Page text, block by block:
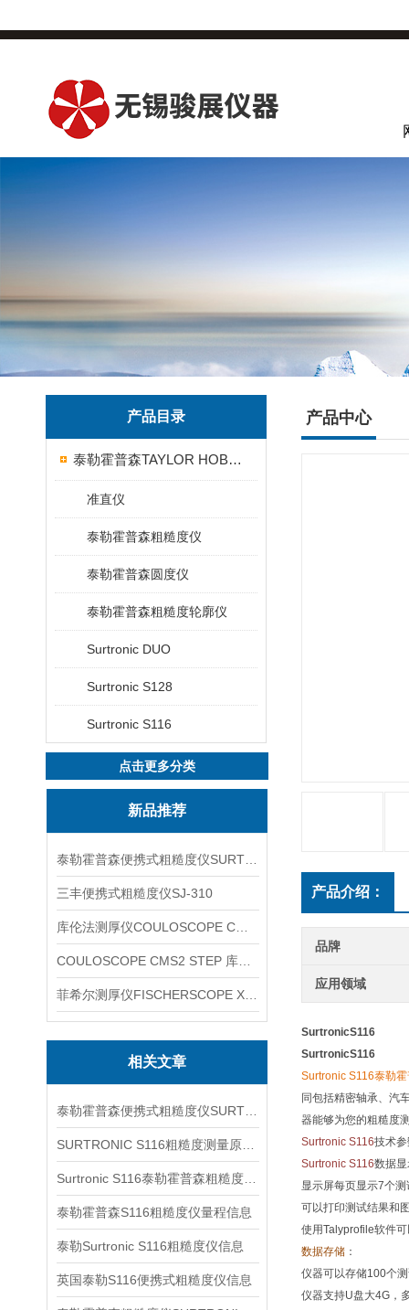
产品目录
泰勒霍普森TAYLOR HOBSON粗糙度仪
准直仪
泰勒霍普森粗糙度仪
泰勒霍普森圆度仪
泰勒霍普森粗糙度轮廓仪
Surtronic DUO
Surtronic S128
Surtronic S116
点击更多分类
新品推荐
三丰便携式粗糙度仪SJ-310
相关文章
泰勒霍普森S116粗糙度仪量程信息
泰勒Surtronic S116粗糙度仪信息
英国泰勒S116便携式粗糙度仪信息
产品中心
产品介绍：
品牌
应用领域
SurtronicS116
SurtronicS116
Surtronic S116泰勒
同包括精密轴承、汽
器能够为您的粗糙度
Surtronic S116技术
Surtronic S116数据
显示屏每页显示7个
可以打印测试结果和
使用Talyprofile软件
数据存储 ：
仪器可以存储100个
仪器支持U盘大4G，